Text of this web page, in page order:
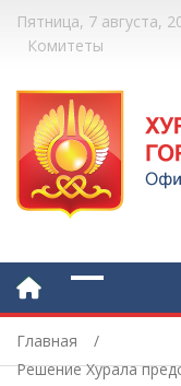
Пятница, 7 августа,
Комитеты
Главная
Решение Хурала